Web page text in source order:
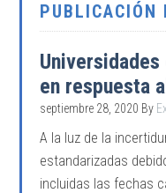
PUBLICACIÓN
Universidades
en respuesta
septiembre 28, 2020 By
A la luz de la
estandarizadas
incluidas las fechas